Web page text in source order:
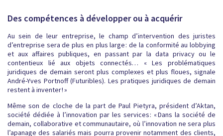
Des compétences à développer ou à acquérir
Au sein de leur entreprise, le champ d’intervention des juristes
d’entreprise sera de plus en plus large : de la conformité au lobbying
et aux affaires publiques, en passant par la data privacy ou le
contentieux lié aux objets connectés… « Les problématiques
juridiques de demain seront plus complexes et plus floues, signale
André-Yves Portnoff (Futuribles). Les pratiques juridiques de demain
restent à inventer ! »
Même son de cloche de la part de Paul Pietyra, président d’Aktan,
société dédiée à l’innovation par les services : « Dans la société de
demain, collaborative et communautaire, où l’innovation ne sera plus
l’apanage des salariés mais pourra provenir notamment des clients,